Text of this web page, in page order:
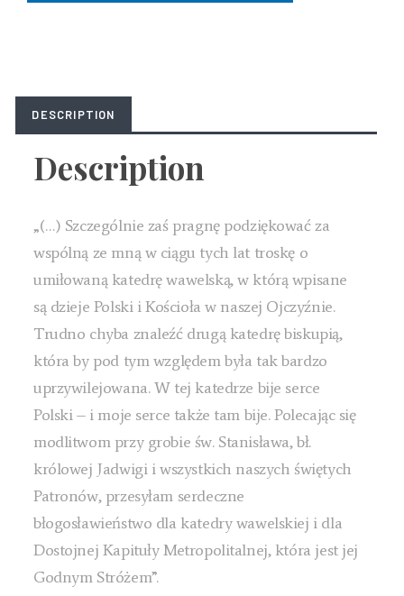
DESCRIPTION
Description
„(…) Szczególnie zaś pragnę podziękować za
wspólną ze mną w ciągu tych lat troskę o
umiłowaną katedrę wawelską, w którą wpisane
są dzieje Polski i Kościoła w naszej Ojczyźnie.
Trudno chyba znaleźć drugą katedrę biskupią,
która by pod tym względem była tak bardzo
uprzywilejowana. W tej katedrze bije serce
Polski – i moje serce także tam bije. Polecając się
modlitwom przy grobie św. Stanisława, bł.
królowej Jadwigi i wszystkich naszych świętych
Patronów, przesyłam serdeczne
błogosławieństwo dla katedry wawelskiej i dla
Dostojnej Kapituły Metropolitalnej, która jest jej
Godnym Stróżem”.